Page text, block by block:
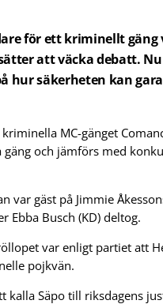
för ett kriminellt
att väcka debatt.
säkerheten kan
MC-gänget
och jämförs med
var gäst på Jimmie
Ebba Busch (KD) deltog.
var enligt partiet att
pojkvän.
kalla Säpo till riksdagens